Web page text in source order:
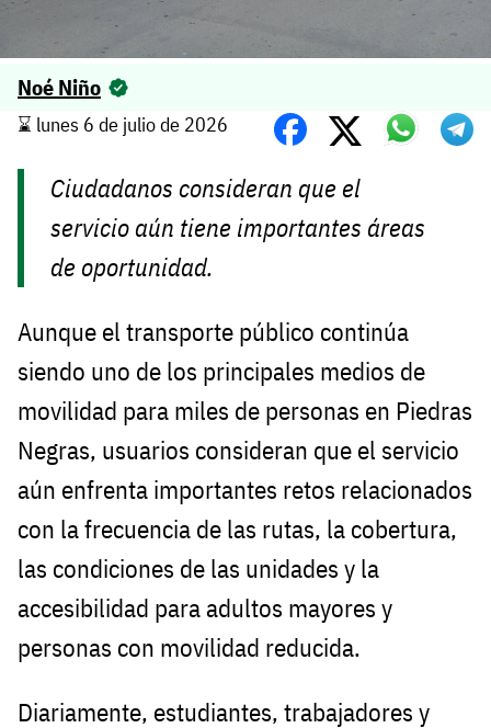
Noé Niño
⌛️ lunes 6 de julio de 2026
Ciudadanos consideran que el
servicio aún tiene importantes áreas
de oportunidad.
Aunque el transporte público continúa
siendo uno de los principales medios de
movilidad para miles de personas en Piedras
Negras, usuarios consideran que el servicio
aún enfrenta importantes retos relacionados
con la frecuencia de las rutas, la cobertura,
las condiciones de las unidades y la
accesibilidad para adultos mayores y
personas con movilidad reducida.
Diariamente, estudiantes, trabajadores y